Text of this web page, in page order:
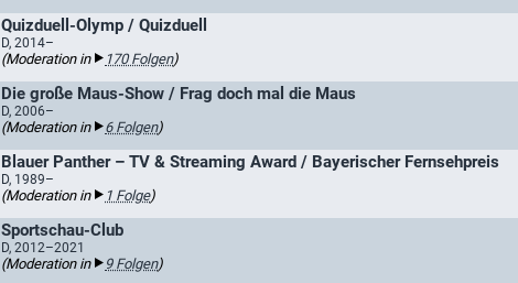
Quizduell-Olymp / Quizduell
D, 2014–
(Moderation in 170 Folgen)
Die große Maus-Show / Frag doch mal die Maus
D, 2006–
(Moderation in 6 Folgen)
Blauer Panther – TV & Streaming Award / Bayerischer Fernsehpreis
D, 1989–
(Moderation in 1 Folge)
Sportschau-Club
D, 2012–2021
(Moderation in 9 Folgen)